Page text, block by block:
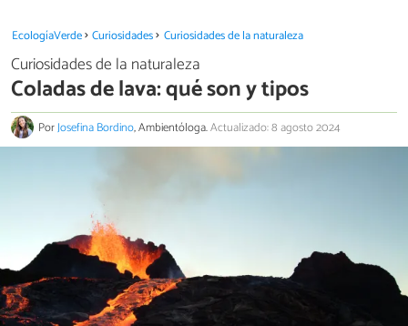
EcologíaVerde Curiosidades Curiosidades de la naturaleza
Curiosidades de la naturaleza
Coladas de lava: qué son y tipos
PorJosefina Bordino, Ambientóloga.Actualizado: 8 agosto 2024